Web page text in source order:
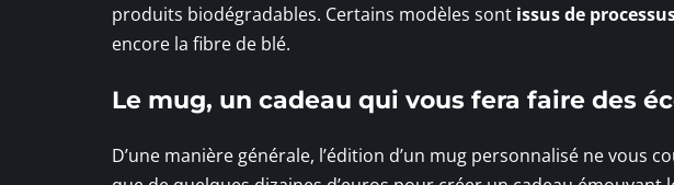
produits biodégradables. Certains modèles sont issus de
encore la fibre de blé.
Le mug, un cadeau qui vous fera faire des
D’une manière générale, l’édition d’un mug personnalisé ne vous